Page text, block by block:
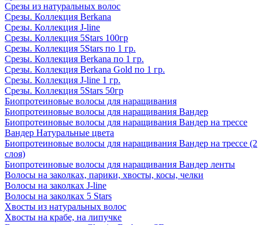
Срезы из натуральных волос
Срезы. Коллекция Berkana
Срезы. Коллекция J-line
Срезы. Коллекция 5Stars 100гр
Срезы. Коллекция 5Stars по 1 гр.
Срезы. Коллекция Berkana по 1 гр.
Срезы. Коллекция Berkana Gold по 1 гр.
Срезы. Коллекция J-line 1 гр.
Срезы. Коллекция 5Stars 50гр
Биопротеиновые волосы для наращивания
Биопротеиновые волосы для наращивания Вандер
Биопротеиновые волосы для наращивания Вандер на трессе
Вандер Натуральные цвета
Биопротеиновые волосы для наращивания Вандер на трессе (2
слоя)
Биопротеиновые волосы для наращивания Вандер ленты
Волосы на заколках, парики, хвосты, косы, челки
Волосы на заколках J-line
Волосы на заколках 5 Stars
Хвосты из натуральных волос
Хвосты на крабе, на липучке